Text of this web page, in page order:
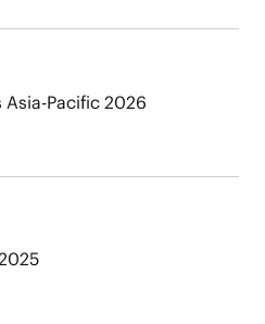
Pacific 2026